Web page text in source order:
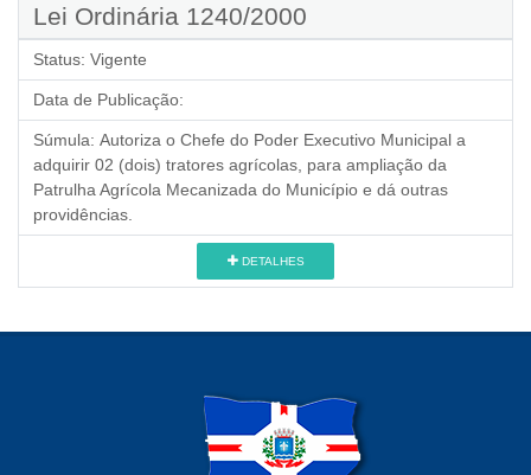
Lei Ordinária 1240/2000
Status: Vigente
Data de Publicação:
Súmula: Autoriza o Chefe do Poder Executivo Municipal a
adquirir 02 (dois) tratores agrícolas, para ampliação da
Patrulha Agrícola Mecanizada do Município e dá outras
providências.
DETALHES